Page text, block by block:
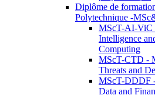
Diplôme de
Polytechnique -
MScT-AI-ViC
Intelligence
Computing
MScT-CTD -
Threats and
MScT-DDDF
Data and